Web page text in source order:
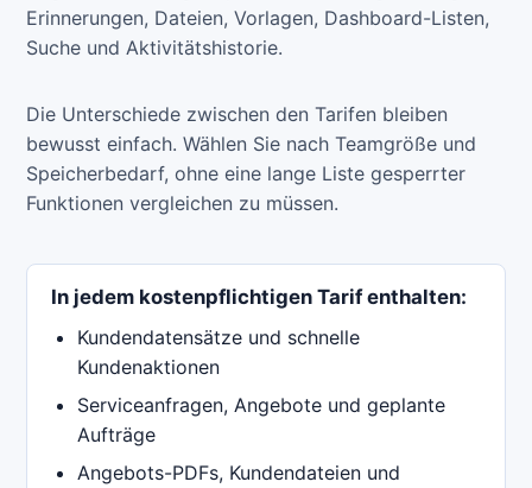
Erinnerungen, Dateien, Vorlagen, Dashboard-Listen,
Suche und Aktivitätshistorie.
Die Unterschiede zwischen den Tarifen bleiben
bewusst einfach. Wählen Sie nach Teamgröße und
Speicherbedarf, ohne eine lange Liste gesperrter
Funktionen vergleichen zu müssen.
In jedem kostenpflichtigen Tarif enthalten:
Kundendatensätze und schnelle
Kundenaktionen
Serviceanfragen, Angebote und geplante
Aufträge
Angebots-PDFs, Kundendateien und